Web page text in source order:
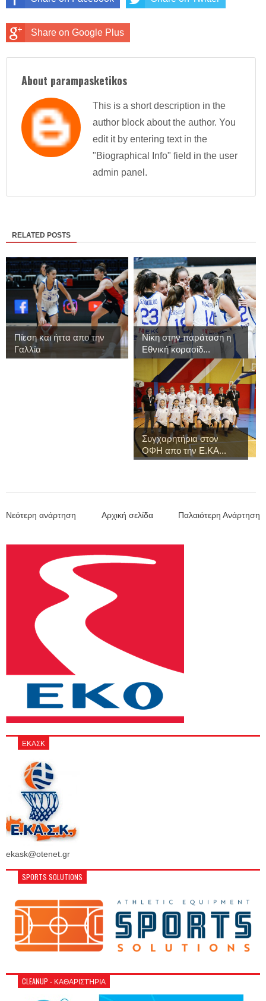
Share on Google Plus
About parampasketikos
This is a short description in the
author block about the author. You
edit it by entering text in the
"Biographical Info" field in the user
admin panel.
RELATED POSTS
Πίεση και ήττα απο την
Γαλλία
Νίκη στην παράταση η
Εθνική κορασίδ...
Συγχαρητήρια στον
ΟΦΗ απο την Ε.ΚΑ...
Νεότερη ανάρτηση Παλαιότερη Ανάρτηση
Αρχική σελίδα
ΕΚΑΣΚ
ekask@otenet.gr
SPORTS SOLUTIONS
CLEANUP - ΚΑΘΑΡΙΣΤΉΡΙΑ